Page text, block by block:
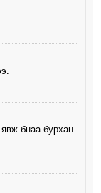
бнаа бурхан